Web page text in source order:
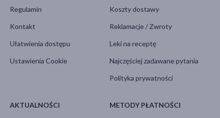
Regulamin
Kontakt
Ułatwienia dostępu
Ustawienia Cookie
Koszty dostawy
Reklamacje / Zwroty
Leki na receptę
Najczęściej zadawane pytania
Polityka prywatności
AKTUALNOŚCI METODY PŁATNOŚCI